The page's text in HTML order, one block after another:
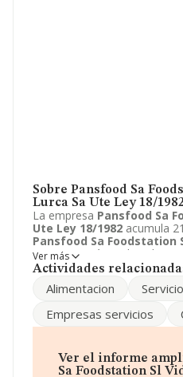
Sobre Pansfood Sa
Lurca Sa Ute Ley 18/
La empresa Pansfood Sa
Ute Ley 18/1982 acumula
Pansfood Sa Foodstation
18/1982está emplazada en
76, vigo, Pontevedra. Centra
productos alimenticios,
18/1982es Unión temporal
Ver más
Actividades
Alimentacion
Empresas servicios
Ver el informe
Sa Foodstation Sl